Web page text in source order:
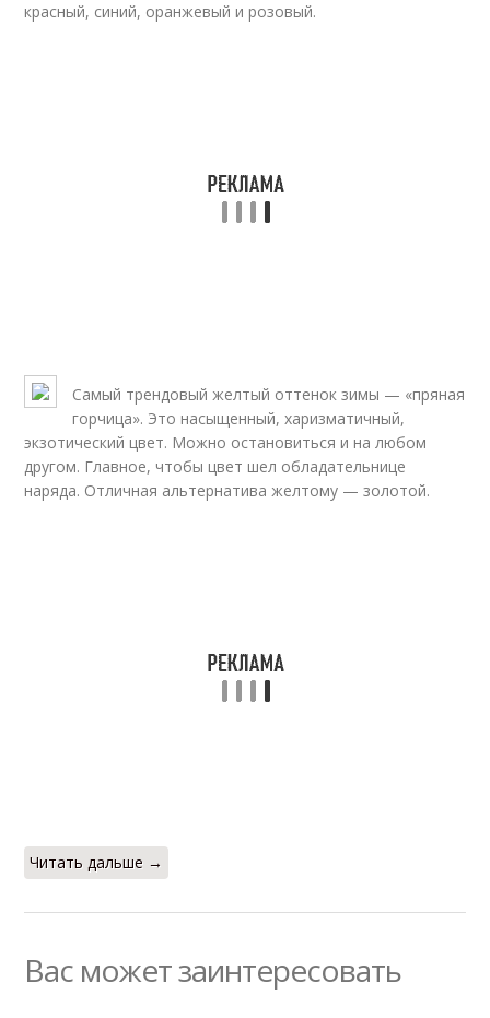
красный, синий, оранжевый и розовый.
Самый трендовый желтый оттенок зимы — «пряная
горчица». Это насыщенный, харизматичный,
экзотический цвет. Можно остановиться и на любом
другом. Главное, чтобы цвет шел обладательнице
наряда. Отличная альтернатива желтому — золотой.
Читать дальше →
Вас может заинтересовать